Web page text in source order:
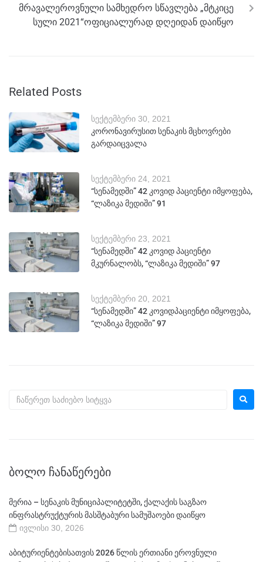
მრავალეროვნული სამხედრო სწავლება „მტკიცე
სული 2021“ოფიციალურად დღეიდან დაიწყო
Related Posts
სექტემბერი 30, 2021
კორონავირუსით სენაკის მცხოვრები
გარდაიცვალა
სექტემბერი 24, 2021
“სენამედში” 42 კოვიდ პაციენტი იმყოფება,
“ლაზიკა მედიში” 91
სექტემბერი 23, 2021
“სენამედში” 42 კოვიდ პაციენტი
მკურნალობს, “ლაზიკა მედიში” 97
სექტემბერი 20, 2021
“სენამედში” 42 კოვიდპაციენტი იმყოფება,
“ლაზიკა მედიში” 97
ᲑᲝᲚᲝ ᲩᲐᲜᲐᲬᲔᲠᲔᲑᲘ
მერია – სენაკის მუნიციპალიტეტში, ქალაქის საგზაო
ინფრასტრუქტურის მასშტაბური სამუშაოები დაიწყო
ივლისი 30, 2026
აბიტურიენტებისათვის 2026 წლის ერთიანი ეროვნული